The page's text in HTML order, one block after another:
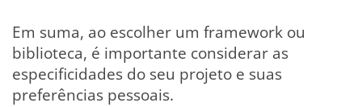
Em suma, ao escolher um framework ou
biblioteca, é importante considerar as
especificidades do seu projeto e suas
preferências pessoais.